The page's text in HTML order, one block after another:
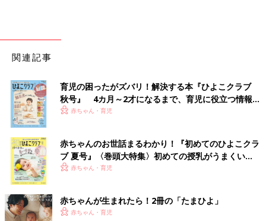
関連記事
育児の困ったがズバリ！解決する本『ひよこクラブ
秋号』 4カ月～2才になるまで、育児に役立つ情報が
いっぱい！
赤ちゃん・育児
赤ちゃんのお世話まるわかり！『初めてのひよこクラ
ブ 夏号』〈巻頭大特集〉初めての授乳がうまくい
く！ おっぱい・ミルクの基本と夏のトラブル 解決テ
赤ちゃん・育児
赤ちゃんが生まれたら！2冊の「たまひよ」
赤ちゃん・育児